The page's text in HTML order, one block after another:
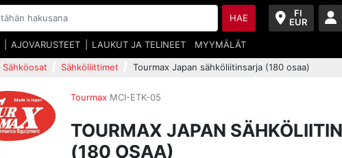
FI
EUR
HAE
AJOVARUSTEET LAUKUT JA TELINEET MYYMÄLÄT
Sähköosat Sähköliittimet Tourmax Japan sähköliitinsarja (180 osaa)
Tourmax MCI-ETK-05
TOURMAX JAPAN
(180 OSAA)